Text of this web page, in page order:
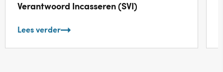
Verantwoord Incasseren (SVI)
Lees verder